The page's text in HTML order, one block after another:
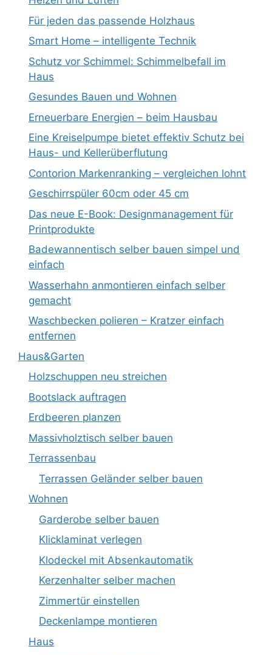
Für jeden das passende Holzhaus
Smart Home – intelligente Technik
Schutz vor Schimmel: Schimmelbefall im
Haus
Gesundes Bauen und Wohnen
Erneuerbare Energien – beim Hausbau
Eine Kreiselpumpe bietet effektiv Schutz bei
Haus- und Kellerüberflutung
Contorion Markenranking – vergleichen lohnt
Geschirrspüler 60cm oder 45 cm
Das neue E-Book: Designmanagement für
Printprodukte
Badewannentisch selber bauen simpel und
einfach
Wasserhahn anmontieren einfach selber
gemacht
Waschbecken polieren – Kratzer einfach
entfernen
Haus&Garten
Holzschuppen neu streichen
Bootslack auftragen
Erdbeeren planzen
Massivholztisch selber bauen
Terrassenbau
Terrassen Geländer selber bauen
Wohnen
Garderobe selber bauen
Klicklaminat verlegen
Klodeckel mit Absenkautomatik
Kerzenhalter selber machen
Zimmertür einstellen
Deckenlampe montieren
Haus